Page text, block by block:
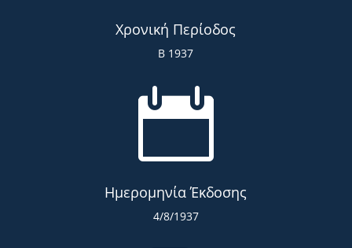
Χρονική Περίοδος
Β 1937

Ημερομηνία Έκδοσης
4/8/1937